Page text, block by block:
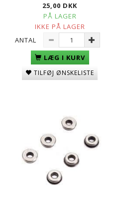
25,00 DKK
PÅ LAGER
IKKE PÅ LAGER
ANTAL
LÆG I KURV
TILFØJ ØNSKELISTE